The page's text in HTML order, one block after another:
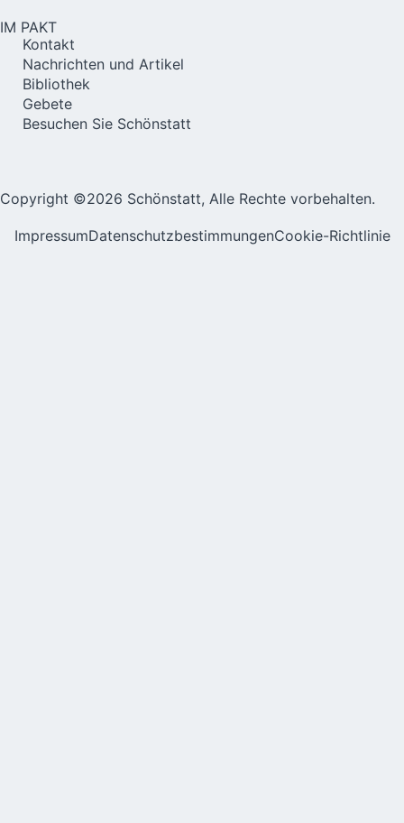
IM PAKT
Kontakt
Nachrichten und Artikel
Bibliothek
Gebete
Besuchen Sie Schönstatt
Copyright ©2026 Schönstatt, Alle Rechte vorbehalten.
ImpressumDatenschutzbestimmungenCookie-Richtlinie